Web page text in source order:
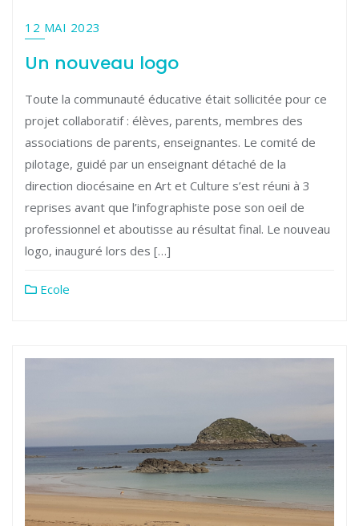
12 MAI 2023
Un nouveau logo
Toute la communauté éducative était sollicitée pour ce
projet collaboratif : élèves, parents, membres des
associations de parents, enseignantes. Le comité de
pilotage, guidé par un enseignant détaché de la
direction diocésaine en Art et Culture s’est réuni à 3
reprises avant que l’infographiste pose son oeil de
professionnel et aboutisse au résultat final. Le nouveau
logo, inauguré lors des […]
Ecole